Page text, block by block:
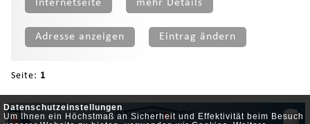
Datenschutzeinstellungen
Um Ihnen ein Höchstmaß an Sicherheit und Effektivität beim Besuch
Internetseite mehr Details
Adresse anzeigen Eintrag ändern
Seite: 1